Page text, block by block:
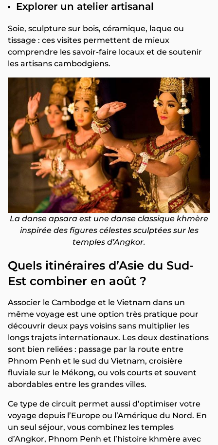
Explorer un atelier artisanal
Soie, sculpture sur bois, céramique, laque ou
tissage : ces visites permettent de mieux
comprendre les savoir-faire locaux et de soutenir
les artisans cambodgiens.
La danse apsara est une danse classique khmère
inspirée des figures célestes sculptées sur les
temples d’Angkor.
Quels itinéraires d’Asie du Sud-
Est combiner en août ?
Associer le Cambodge et le Vietnam dans un
même voyage est une option très pratique pour
découvrir deux pays voisins sans multiplier les
longs trajets internationaux. Les deux destinations
sont bien reliées : passage par la route entre
Phnom Penh et le sud du Vietnam, croisière
fluviale sur le Mékong, ou vols courts et souvent
abordables entre les grandes villes.
Ce type de circuit permet aussi d’optimiser votre
voyage depuis l’Europe ou l’Amérique du Nord. En
un seul séjour, vous combinez les temples
d’Angkor, Phnom Penh et l’histoire khmère avec